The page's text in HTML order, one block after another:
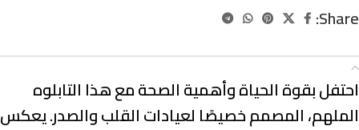
Share:
احتفل بقوة الحياة وأهمية الصحة مع هذا التابلوه
الملهم، المصمم خصيصًا لعيادات القلب والصدر. يعكس